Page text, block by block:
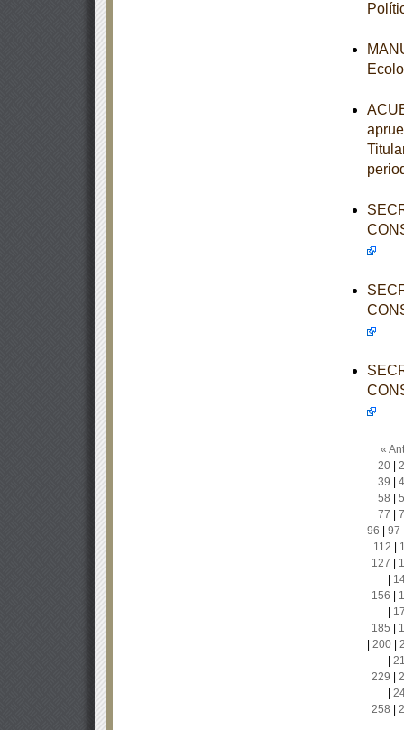
«
20|
39
58
77
96
97
112
127
156
185
200|
229
258